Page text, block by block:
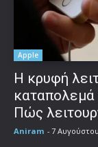
Apple
Η κρυφή
καταπολεμά
Πώς
Aniram - 7